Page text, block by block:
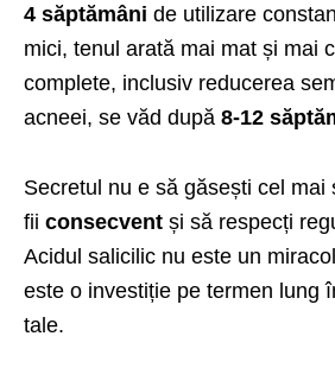
4 săptămâni de utilizare
mici, tenul arată mai mat și mai
complete, inclusiv reducerea
acneei, se văd după 8-12
Secretul nu e să găsești cel mai
fii consecvent și să respecți
Acidul salicilic nu este un
este o investiție pe termen lung
tale.